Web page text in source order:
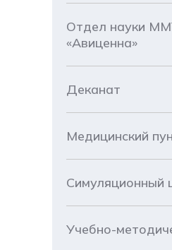
Отдел науки
«Авиценна»
Деканат
Медицинский
Симуляционный
Учебно-